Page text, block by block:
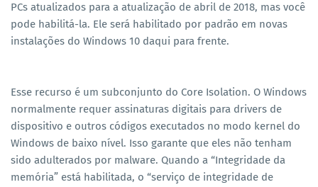
PCs atualizados para a atualização de abril de 2018, mas você
pode habilitá-la. Ele será habilitado por padrão em novas
instalações do Windows 10 daqui para frente.
Esse recurso é um subconjunto do Core Isolation. O Windows
normalmente requer assinaturas digitais para drivers de
dispositivo e outros códigos executados no modo kernel do
Windows de baixo nível. Isso garante que eles não tenham
sido adulterados por malware. Quando a “Integridade da
memória” está habilitada, o “serviço de integridade de